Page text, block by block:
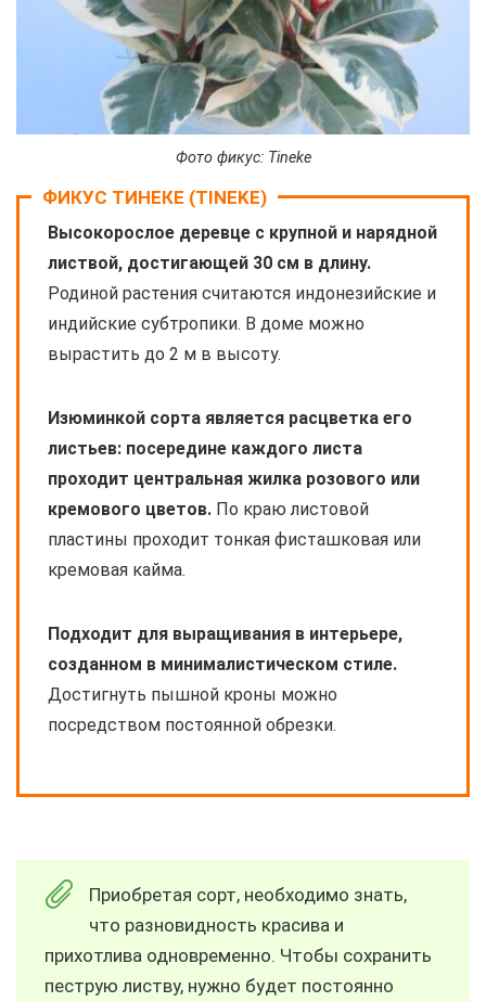
Фото фикус: Tineke
ФИКУС ТИНЕКЕ (TINEKE)
Высокорослое деревце с крупной и нарядной
листвой, достигающей 30 см в длину.
Родиной растения считаются индонезийские и
индийские субтропики. В доме можно
вырастить до 2 м в высоту.
Изюминкой сорта является расцветка его
листьев: посередине каждого листа
проходит центральная жилка розового или
кремового цветов. По краю листовой
пластины проходит тонкая фисташковая или
кремовая кайма.
Подходит для выращивания в интерьере,
созданном в минималистическом стиле.
Достигнуть пышной кроны можно
посредством постоянной обрезки.
Приобретая сорт, необходимо знать,
что разновидность красива и
прихотлива одновременно. Чтобы сохранить
пеструю листву, нужно будет постоянно